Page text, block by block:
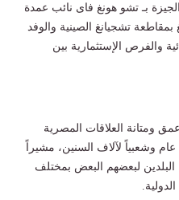
بـ تشو هونغ فاى نائب عمدة
تشجيانغ الصينية والوفد
والفرص الإستثمارية بين
ومتانة العلاقات المصرية
الصينية والممتدة رسمياً على مدار ٧٠ عام وشعبياً لآلاف السنين، مشيراً
لبعضهم البعض بمختلف